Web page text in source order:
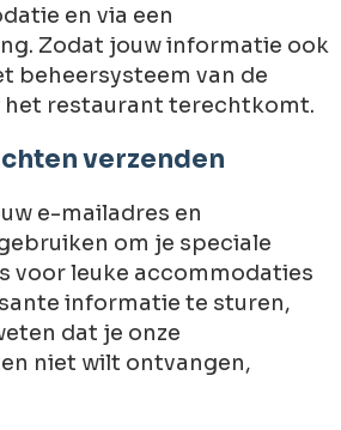
en via een
Zodat jouw informatie ook
beheersysteem van de
restaurant terechtkomt.
verzenden
e-mailadres en
om je speciale
voor leuke accommodaties
informatie te sturen,
dat je onze
niet wilt ontvangen,